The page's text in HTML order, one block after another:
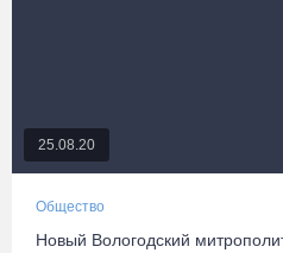
25.08.20
Общество
Новый Вологодский